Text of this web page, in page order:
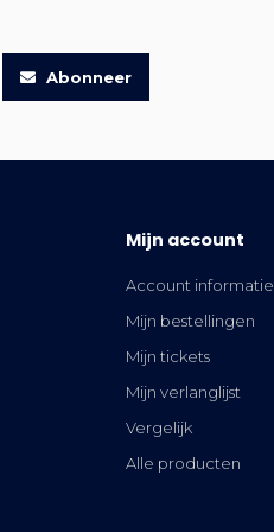
Abonneer
Mijn account
Account informatie
Mijn bestellingen
Mijn tickets
Mijn verlanglijst
Vergelijk
Alle producten